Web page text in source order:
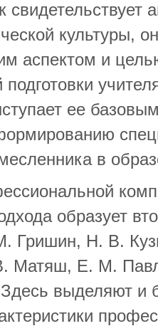
культуры,
аспектом и
ее
в
образует
Гришин, Н. В.
Матяш, Е. М.
выделяют и